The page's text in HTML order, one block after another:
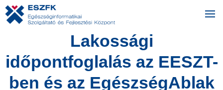
Lakossági
időpontfoglalás az EESZT-
ben és az EgészségAblak